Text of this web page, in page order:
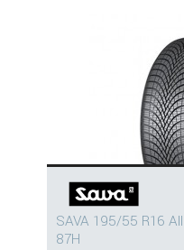
SAVA 195/55 R16
87H